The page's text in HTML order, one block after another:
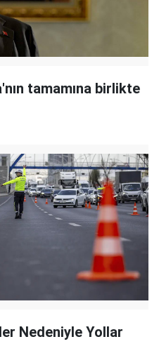
tamamına birlikte
Nedeniyle Yollar